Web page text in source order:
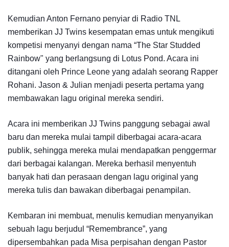
Kemudian Anton Fernano penyiar di Radio TNL
memberikan JJ Twins kesempatan emas untuk mengikuti
kompetisi menyanyi dengan nama “The Star Studded
Rainbow" yang berlangsung di Lotus Pond. Acara ini
ditangani oleh Prince Leone yang adalah seorang Rapper
Rohani. Jason & Julian menjadi peserta pertama yang
membawakan lagu original mereka sendiri.
Acara ini memberikan JJ Twins panggung sebagai awal
baru dan mereka mulai tampil diberbagai acara-acara
publik, sehingga mereka mulai mendapatkan penggermar
dari berbagai kalangan. Mereka berhasil menyentuh
banyak hati dan perasaan dengan lagu original yang
mereka tulis dan bawakan diberbagai penampilan.
Kembaran ini membuat, menulis kemudian menyanyikan
sebuah lagu berjudul “Remembrance”, yang
dipersembahkan pada Misa perpisahan dengan Pastor